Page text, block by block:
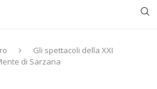
Gli spettacoli della XXI
di Sarzana